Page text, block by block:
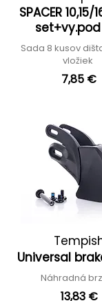
SPACER
Sada 8 kusov
vložiek
7,85 €
Universal
Náhradná
13,83 €